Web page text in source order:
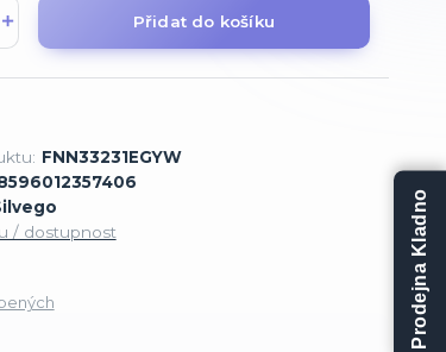
Přidat do košíku
FNN33231EGYW
/ dostupnost
Prodejna Kladno